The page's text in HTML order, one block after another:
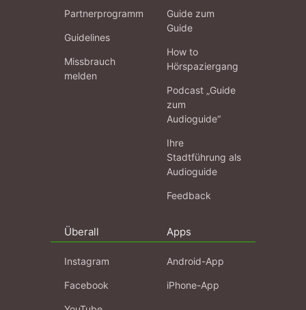
Partnerprogramm
Guidelines
Missbrauch
melden
Guide zum
Guide
How to
Hörspaziergang
Podcast „Guide
zum
Audioguide“
Ihre
Stadtführung als
Audioguide
Feedback
Überall
Instagram
Facebook
Apps
Android-App
iPhone-App